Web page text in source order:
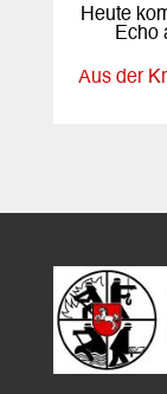
Heute
Echo
Aus der